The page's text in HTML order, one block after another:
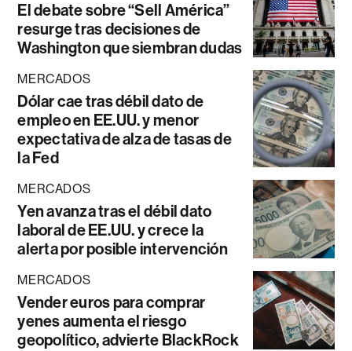
El debate sobre “Sell América”
resurge tras decisiones de
Washington que siembran dudas
MERCADOS
Dólar cae tras débil dato de
empleo en EE.UU. y menor
expectativa de alza de tasas de
la Fed
MERCADOS
Yen avanza tras el débil dato
laboral de EE.UU. y crece la
alerta por posible intervención
MERCADOS
Vender euros para comprar
yenes aumenta el riesgo
geopolítico, advierte BlackRock